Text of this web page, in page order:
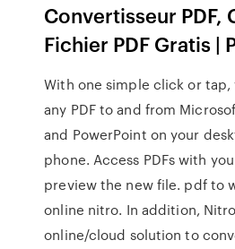
Convertisseur PDF,
Fichier PDF Gratis |
With one simple click or
any PDF to and from
and PowerPoint on your
phone. Access PDFs with
preview the new file. pdf to
online nitro. In addition,
online/cloud solution to